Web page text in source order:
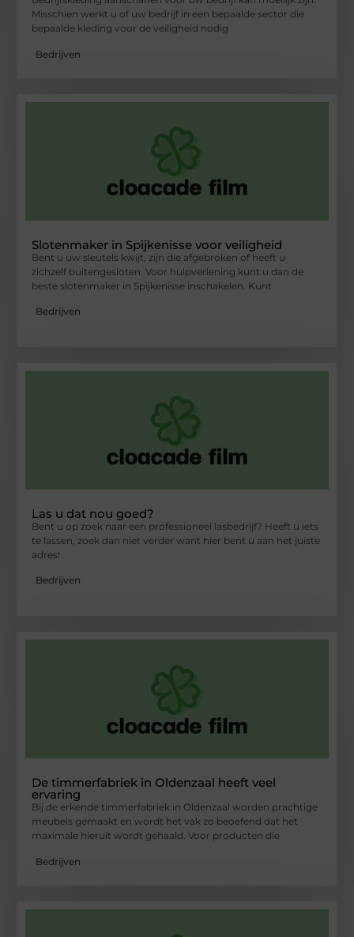
Misschien werkt u of uw bedrijf in een bepaalde sector die
bepaalde kleding voor de veiligheid nodig
Bedrijven
Slotenmaker in Spijkenisse voor veiligheid
Bent u uw sleutels kwijt, zijn die afgebroken of heeft u
zichzelf buitengesloten. Voor hulpverlening kunt u dan de
beste slotenmaker in Spijkenisse inschakelen. Kunt
Bedrijven
Las u dat nou goed?
Bent u op zoek naar een professioneel lasbedrijf? Heeft u iets
te lassen, zoek dan niet verder want hier bent u aan het juiste
adres!
Bedrijven
De timmerfabriek in Oldenzaal heeft veel
ervaring
Bij de erkende timmerfabriek in Oldenzaal worden prachtige
meubels gemaakt en wordt het vak zo beoefend dat het
maximale hieruit wordt gehaald. Voor producten die
Bedrijven